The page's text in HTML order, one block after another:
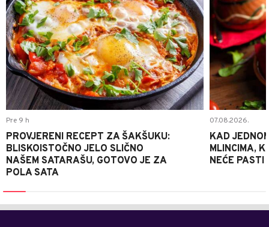
Pre 9 h
PROVJERENI RECEPT ZA ŠAKŠUKU:
BLISKOISTOČNO JELO SLIČNO
NAŠEM SATARAŠU, GOTOVO JE ZA
POLA SATA
07.08.2026.
KAD
MLINCIMA,
NEĆE PASTI